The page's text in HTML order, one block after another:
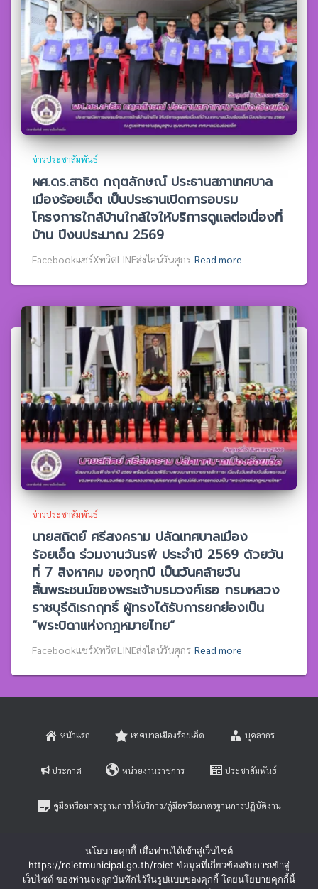
ข่าวประชาสัมพันธ์
ผศ.ดร.สาธิต กฤตลักษณ์ ประธานสภาเทศบาล
เมืองร้อยเอ็ด เป็นประธานเปิดการอบรม
โครงการใกล้บ้านใกล้ใจให้บริการดูแลต่อเนื่องที่
บ้าน ปีงบประมาณ 2569
Facebookแชร์XทวิตLINEส่งไลน์วันศุกร Read more
ข่าวประชาสัมพันธ์
นายสถิตย์ ศรีสงคราม ปลัดเทศบาลเมือง
ร้อยเอ็ด ร่วมงานวันรพี ประจำปี 2569 ด้วยวัน
ที่ 7 สิงหาคม ของทุกปี เป็นวันคล้ายวัน
สิ้นพระชนม์ของพระเจ้าบรมวงศ์เธอ กรมหลวง
ราชบุรีดิเรกฤทธิ์ ผู้ทรงได้รับการยกย่องเป็น
“พระบิดาแห่งกฎหมายไทย”
Facebookแชร์XทวิตLINEส่งไลน์วันศุกร Read more
หน้าแรก เทศบาลเมืองร้อยเอ็ด บุคลากร
ประกาศ หน่วยงานราชการ ประชาสัมพันธ์
คู่มือหรือมาตรฐานการให้บริการ/คู่มือหรือมาตรฐานการปฏิบัติงาน
หลักเกณฑ์การบริหารและพัฒนาทรัพยากรบุคคล
นโยบายคุกกี้ เมื่อท่านได้เข้าสู่เว็บไซต์
https://roietmunicipal.go.th/roiet ข้อมูลที่เกี่ยวข้องกับการเข้าสู่
เว็บไซต์ ของท่านจะถูกบันทึกไว้ในรูปแบบของคุกกี้ โดยนโยบายคุกกี้นี้